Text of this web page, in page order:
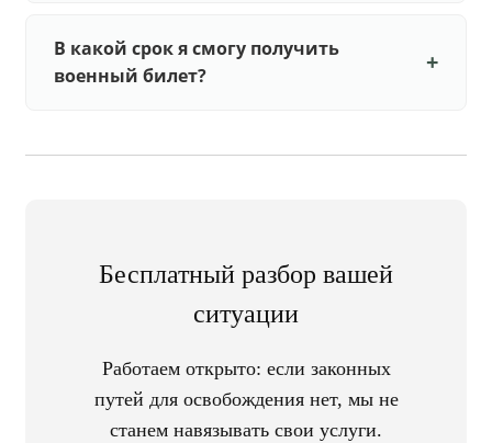
В какой срок я смогу получить
военный билет?
Бесплатный разбор вашей
ситуации
Работаем открыто: если законных
путей для освобождения нет, мы не
станем навязывать свои услуги.